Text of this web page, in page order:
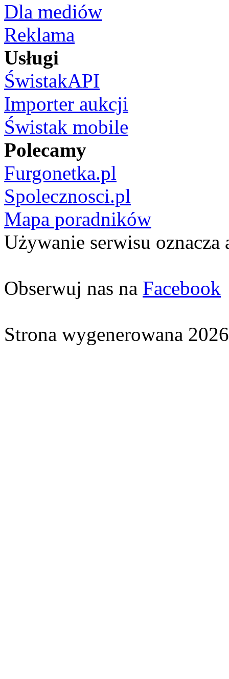
Dla mediów
Reklama
Usługi
ŚwistakAPI
Importer aukcji
Świstak mobile
Polecamy
Furgonetka.pl
Spolecznosci.pl
Mapa poradników
Używanie serwisu oznacza
Obserwuj nas na Facebook
Strona wygenerowana